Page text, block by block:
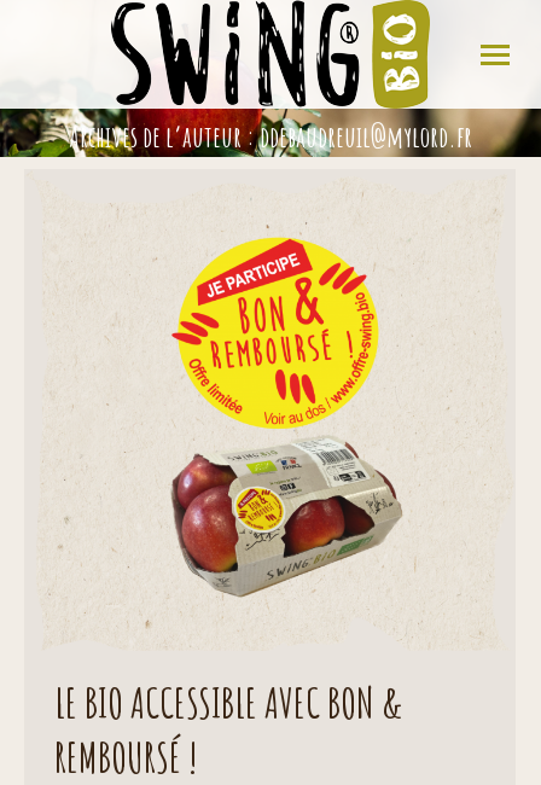
Archives de l’auteur :ddebaudreuil@mylord.fr
LE BIO ACCESSIBLE AVEC BON &
REMBOURSÉ !